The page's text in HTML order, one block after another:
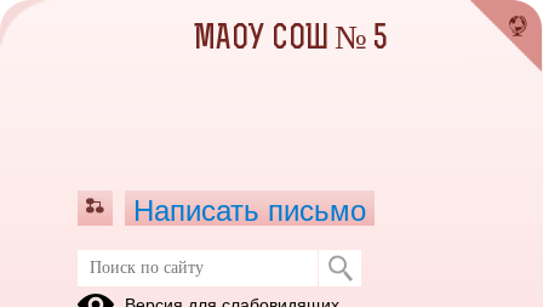
МАОУ СОШ № 5
Написать письмо